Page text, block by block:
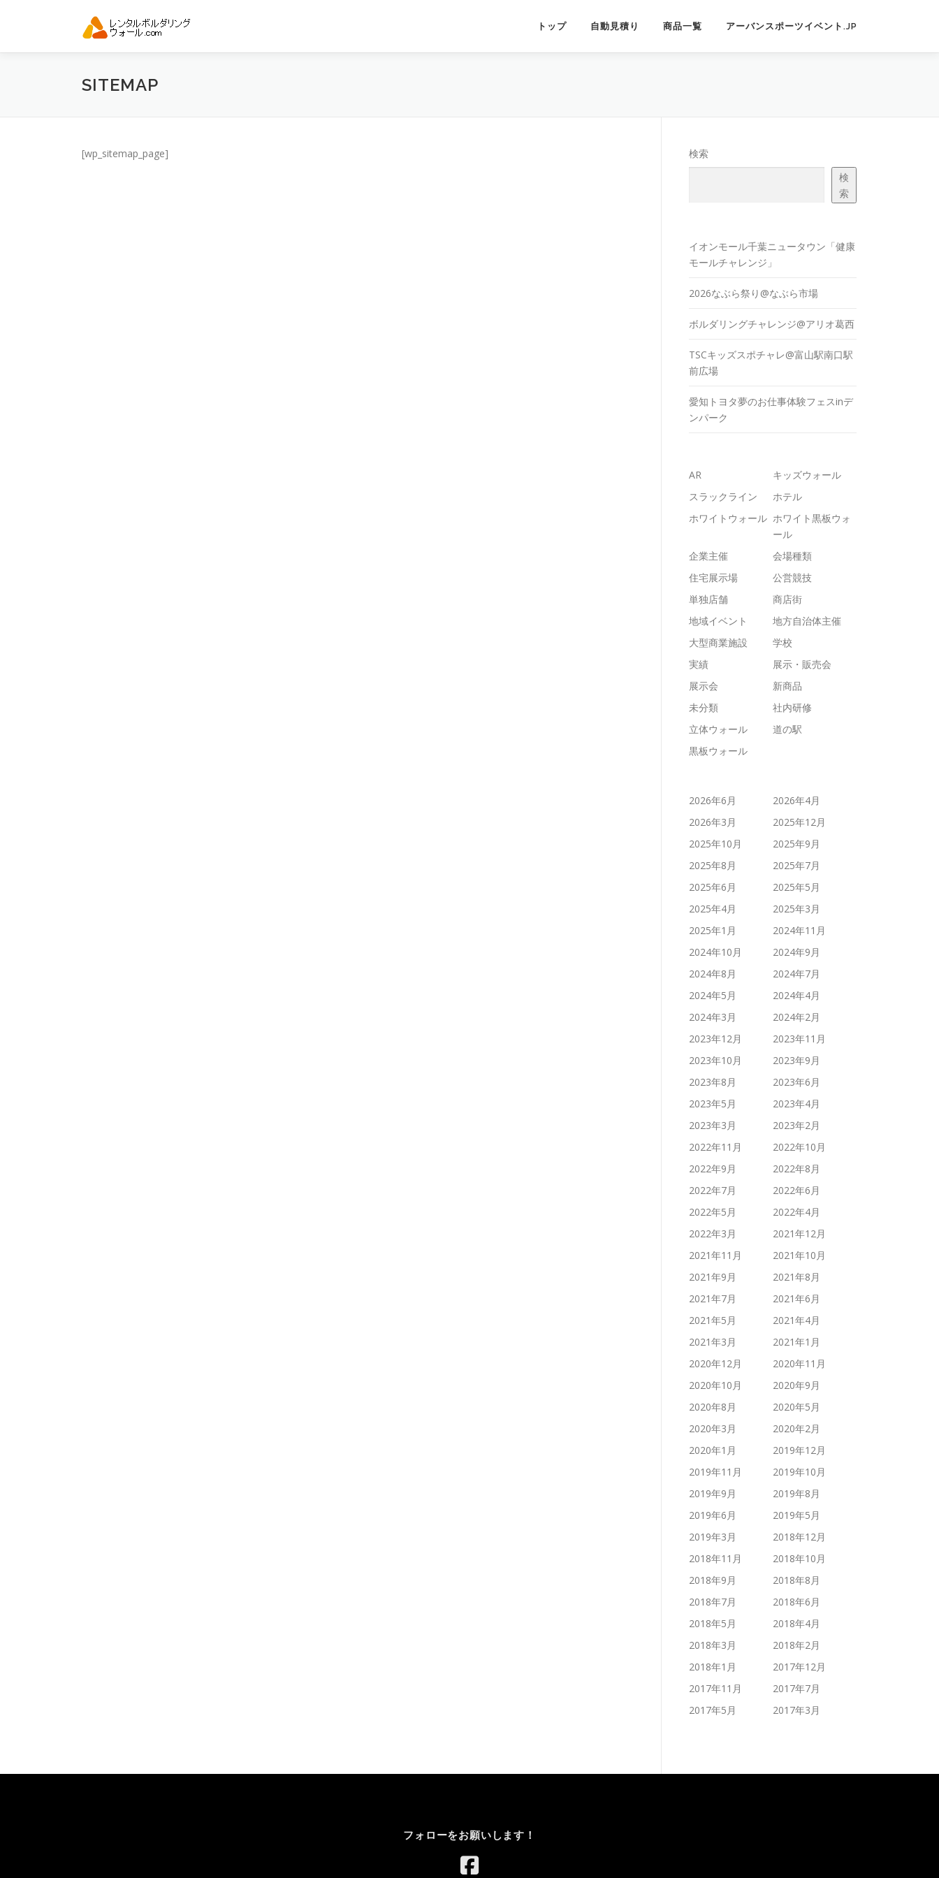
ン
トップ 自動見積り 商品一覧 アーバンスポーツイベント.JP
SITEMAP
[wp_sitemap_page]
検索
検
索
イオンモール千葉ニュータウン「健康
モールチャレンジ」
2026なぶら祭り@なぶら市場
ボルダリングチャレンジ@アリオ葛西
TSCキッズスポチャレ@富山駅南口駅
前広場
愛知トヨタ夢のお仕事体験フェスinデ
ンパーク
AR
キッズウォール
スラックライン
ホテル
ホワイトウォール ホワイト黒板ウォ
ール
企業主催
会場種類
住宅展示場
公営競技
単独店舗
商店街
地域イベント
地方自治体主催
大型商業施設
学校
実績
展示・販売会
展示会
新商品
未分類
社内研修
立体ウォール
道の駅
黒板ウォール
2026年6月
2026年4月
2026年3月
2025年12月
2025年10月
2025年9月
2025年8月
2025年7月
2025年6月
2025年5月
2025年4月
2025年3月
2025年1月
2024年11月
2024年10月
2024年9月
2024年8月
2024年7月
2024年5月
2024年4月
2024年3月
2024年2月
2023年12月
2023年11月
2023年10月
2023年9月
2023年8月
2023年6月
2023年5月
2023年4月
2023年3月
2023年2月
2022年11月
2022年10月
2022年9月
2022年8月
2022年7月
2022年6月
2022年5月
2022年4月
2022年3月
2021年12月
2021年11月
2021年10月
2021年9月
2021年8月
2021年7月
2021年6月
2021年5月
2021年4月
2021年3月
2021年1月
2020年12月
2020年11月
2020年10月
2020年9月
2020年8月
2020年5月
2020年3月
2020年2月
2020年1月
2019年12月
2019年11月
2019年10月
2019年9月
2019年8月
2019年6月
2019年5月
2019年3月
2018年12月
2018年11月
2018年10月
2018年9月
2018年8月
2018年7月
2018年6月
2018年5月
2018年4月
2018年3月
2018年2月
2018年1月
2017年12月
2017年11月
2017年7月
2017年5月
2017年3月
フォローをお願いします！